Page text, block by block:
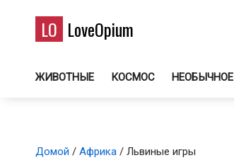
LO LoveOpium
ЖИВОТНЫЕ КОСМОС НЕОБЫЧНОЕ
Домой / Африка / Львиные игры